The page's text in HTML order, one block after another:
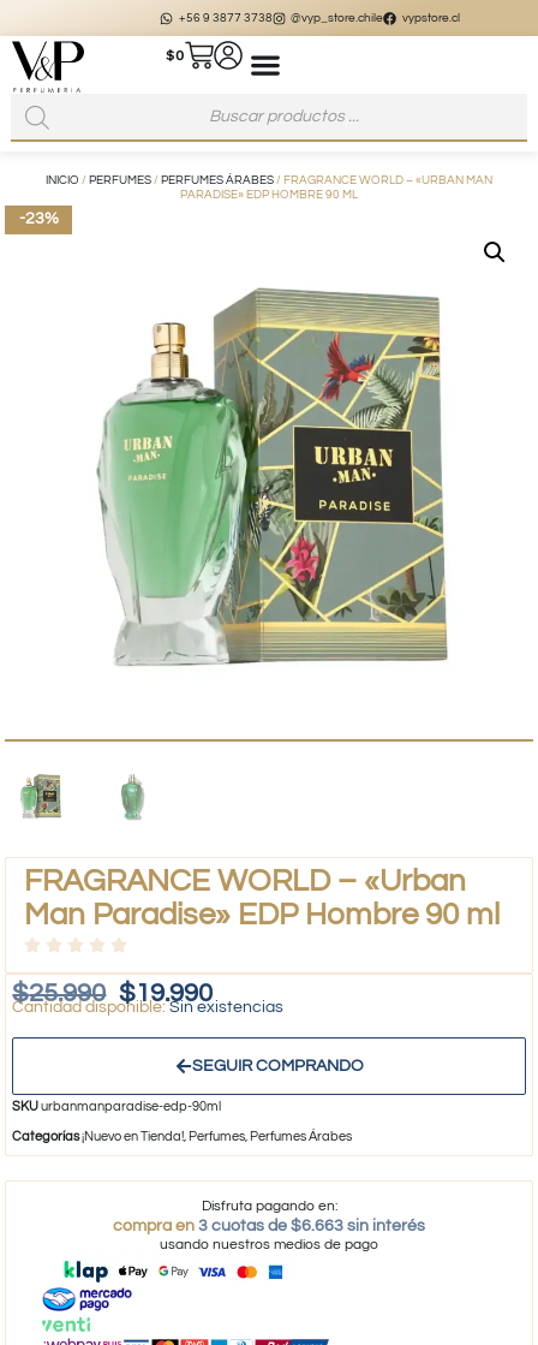
+56 9 3877 3738 @vyp_store.chile vypstore.cl
$0
INICIO / PERFUMES / PERFUMES ÁRABES / FRAGRANCE WORLD – «URBAN MAN
PARADISE» EDP HOMBRE 90 ML
-23%
FRAGRANCE WORLD – «Urban
Man Paradise» EDP Hombre 90 ml
$25.990 $19.990
Sin existencias
SEGUIR COMPRANDO
SKUurbanmanparadise-edp-90ml
Categorías¡Nuevo en Tienda!, Perfumes, Perfumes Árabes
Disfruta pagando en:
compra en 3 cuotas de $6.663 sin interés
usando nuestros medios de pago